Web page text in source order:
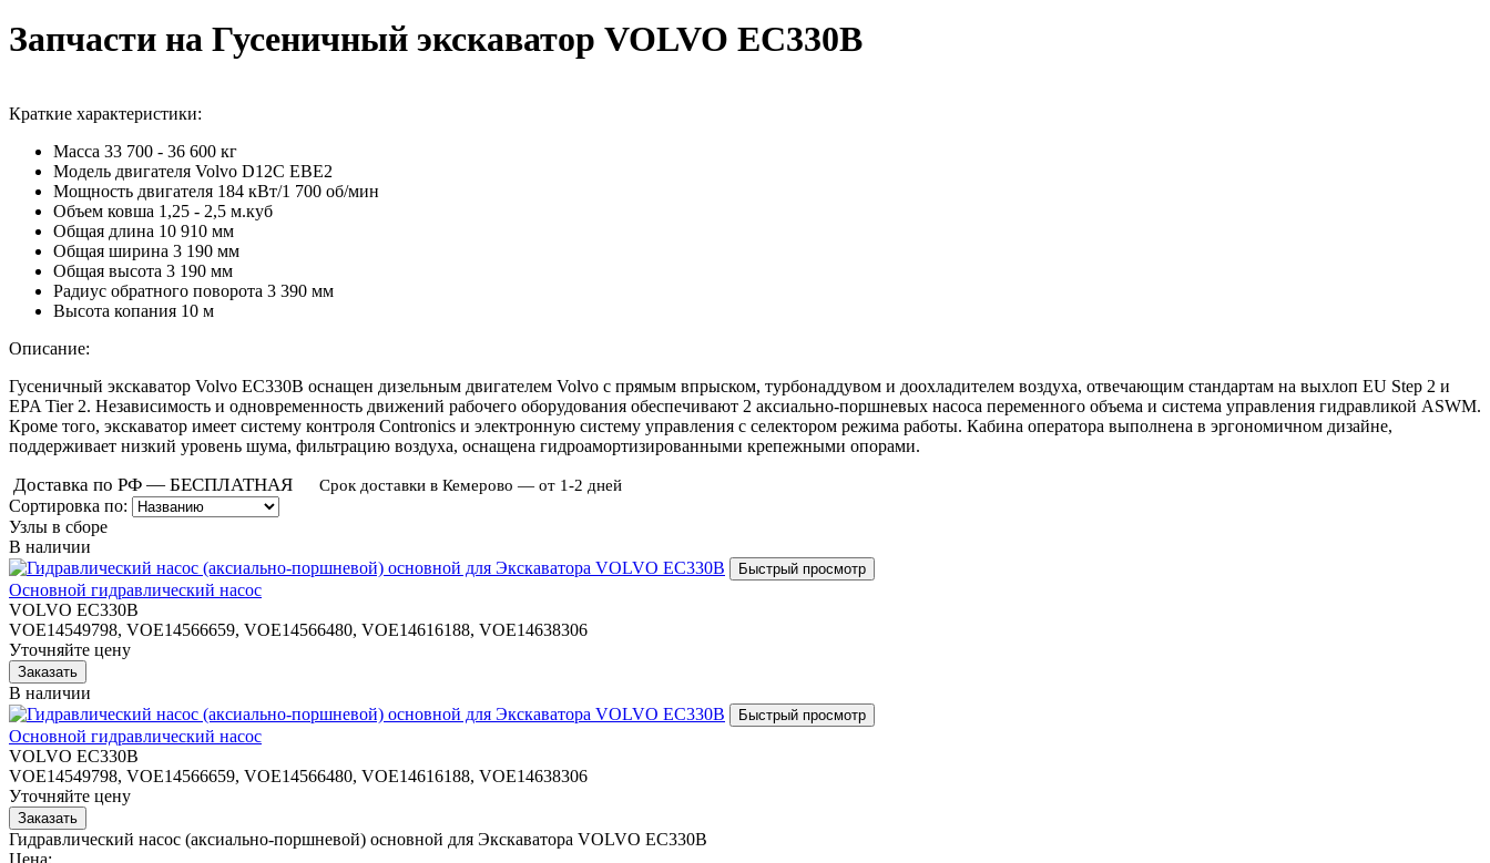
Запчасти на Гусеничный экскаватор VOLVO EC330B
Краткие характеристики:
Масса 33 700 - 36 600 кг
Модель двигателя Volvo D12C EBE2
Мощность двигателя 184 кВт/1 700 об/мин
Объем ковша 1,25 - 2,5 м.куб
Общая длина 10 910 мм
Общая ширина 3 190 мм
Общая высота 3 190 мм
Радиус обратного поворота 3 390 мм
Высота копания 10 м
Описание:
Гусеничный экскаватор Volvo EC330B оснащен дизельным двигателем Volvo с прямым впрыском, турбонаддувом и доохладителем воздуха, отвечающим стандартам на выхлоп EU Step 2 и
EPA Tier 2. Независимость и одновременность движений рабочего оборудования обеспечивают 2 аксиально-поршневых насоса переменного объема и система управления гидравликой ASWM.
Кроме того, экскаватор имеет систему контроля Contronics и электронную систему управления с селектором режима работы. Кабина оператора выполнена в эргономичном дизайне,
поддерживает низкий уровень шума, фильтрацию воздуха, оснащена гидроамортизированными крепежными опорами.
Доставка по РФ — БЕСПЛАТНАЯ Срок доставки в Кемерово — от 1-2 дней
Сортировка по:
Узлы в сборе
В наличии
Основной гидравлический насос
VOLVO EC330B
VOE14549798, VOE14566659, VOE14566480, VOE14616188, VOE14638306
Уточняйте цену
В наличии
Основной гидравлический насос
VOLVO EC330B
VOE14549798, VOE14566659, VOE14566480, VOE14616188, VOE14638306
Уточняйте цену
Гидравлический насос (аксиально-поршневой) основной для Экскаватора VOLVO EC330B
Цена: